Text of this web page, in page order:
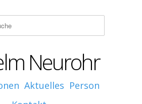
Neurohr
Aktuelles Person